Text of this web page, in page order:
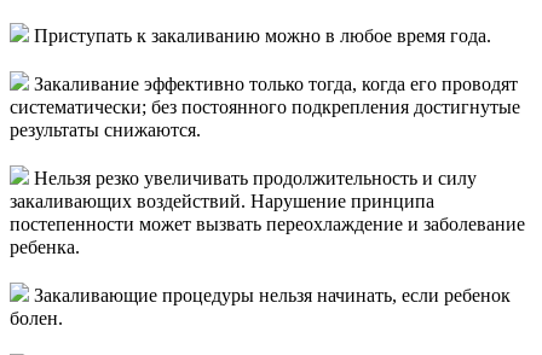
Приступать к закаливанию можно в любое время года.
Закаливание эффективно только тогда, когда его проводят
систематически; без постоянного подкрепления достигнутые
результаты снижаются.
Нельзя резко увеличивать продолжительность и силу
закаливающих воздействий. Нарушение принципа
постепенности может вызвать переохлаждение и заболевание
ребенка.
Закаливающие процедуры нельзя начинать, если ребенок
болен.